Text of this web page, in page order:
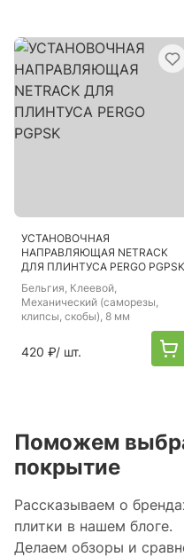
УСТАНОВОЧНАЯ
НАПРАВЛЯЮЩАЯ NETRACK
ДЛЯ ПЛИНТУСА PERGO PGPSK
Бельгия, Клеевой,
Механический (саморезы,
клипсы, скобы), 8 мм
420 ₽/ шт.
Поможем
покрытие
Рассказываем о
плитки в нашем блоге.
Делаем обзоры и